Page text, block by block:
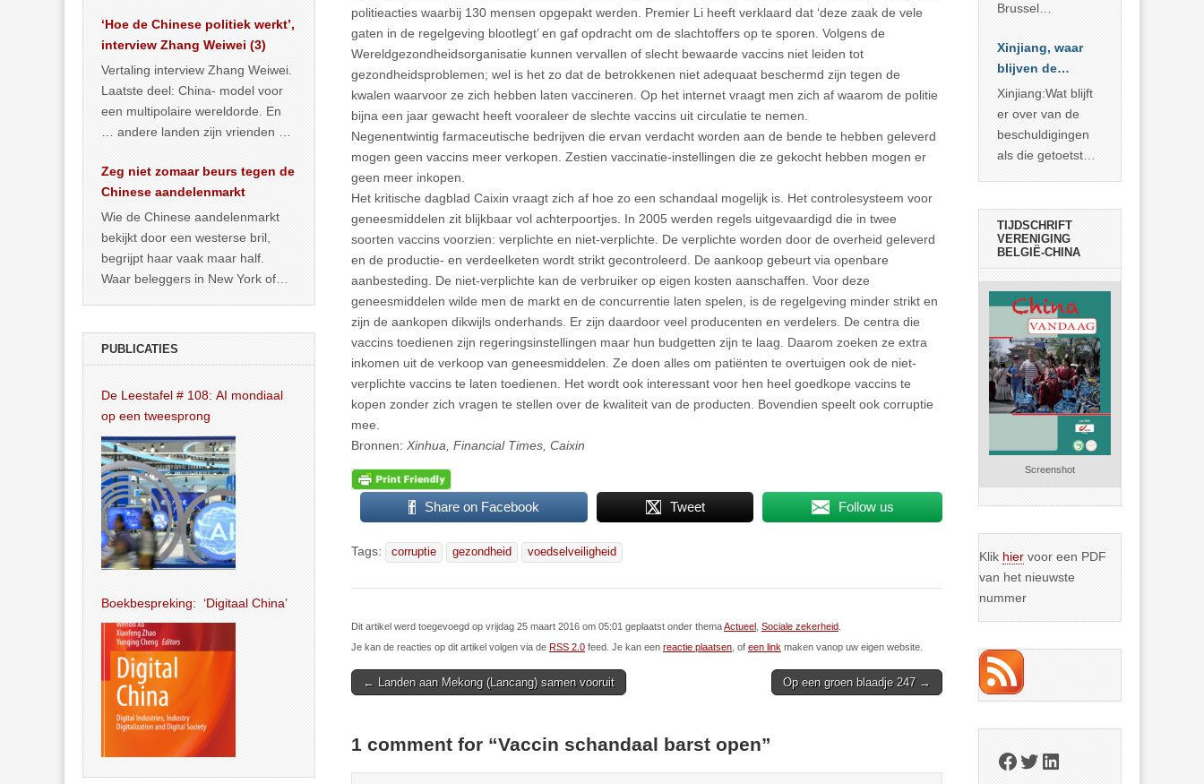
politieacties waarbij 130 mensen opgepakt werden. Premier Li heeft verklaard dat ‘deze zaak de vele
gaten in de regelgeving blootlegt’ en gaf opdracht om de slachtoffers op te sporen. Volgens de
Wereldgezondheidsorganisatie kunnen vervallen of slecht bewaarde vaccins niet leiden tot
gezondheidsproblemen; wel is het zo dat de betrokkenen niet adequaat beschermd zijn tegen de
kwalen waarvoor ze zich hebben laten vaccineren. Op het internet vraagt men zich af waarom de politie
bijna een jaar gewacht heeft vooraleer de slechte vaccins uit circulatie te nemen.
Negenentwintig farmaceutische bedrijven die ervan verdacht worden aan de bende te hebben geleverd
mogen geen vaccins meer verkopen. Zestien vaccinatie-instellingen die ze gekocht hebben mogen er
geen meer inkopen.
Het kritische dagblad Caixin vraagt zich af hoe zo een schandaal mogelijk is. Het controlesysteem voor
geneesmiddelen zit blijkbaar vol achterpoortjes. In 2005 werden regels uitgevaardigd die in twee
soorten vaccins voorzien: verplichte en niet-verplichte. De verplichte worden door de overheid geleverd
en de productie- en verdeelketen wordt strikt gecontroleerd. De aankoop gebeurt via openbare
aanbesteding. De niet-verplichte kan de verbruiker op eigen kosten aanschaffen. Voor deze
geneesmiddelen wilde men de markt en de concurrentie laten spelen, is de regelgeving minder strikt en
zijn de aankopen dikwijls onderhands. Er zijn daardoor veel producenten en verdelers. De centra die
vaccins toedienen zijn regeringsinstellingen maar hun budgetten zijn te laag. Daarom zoeken ze extra
inkomen uit de verkoop van geneesmiddelen. Ze doen alles om patiënten te overtuigen ook de niet-
verplichte vaccins te laten toedienen. Het wordt ook interessant voor hen heel goedkope vaccins te
kopen zonder zich vragen te stellen over de kwaliteit van de producten. Bovendien speelt ook corruptie
mee.
Bronnen: Xinhua, Financial Times, Caixin
Share on Facebook Tweet Follow us
Tags: corruptie gezondheid voedselveiligheid
Dit artikel werd toegevoegd op vrijdag 25 maart 2016 om 05:01 geplaatst onder themaActueel Sociale zekerheid
Je kan de reacties op dit artikel volgen via de RSS 2.0 feed. Je kan een reactie plaatsen , of een link maken vanop uw eigen website.
Post
← Landen aan Mekong (Lancang) samen vooruit Op een groen blaadje 247 →
1 comment for “Vaccin schandaal barst open”
… >> lees meer
‘Hoe de Chinese politiek werkt’,
interview Zhang Weiwei (3)
Vertaling interview Zhang Weiwei.
Laatste deel: China- model voor
een multipolaire wereldorde. En
… andere landen zijn vrienden of
Zeg niet zomaar beurs tegen de
Chinese aandelenmarkt
Wie de Chinese aandelenmarkt
bekijkt door een westerse bril,
begrijpt haar vaak maar half.
Waar beleggers in New York of
PUBLICATIES
De Leestafel # 108: AI mondiaal
op een tweesprong
Boekbespreking: ‘Digitaal China’
Brussel
bewijs van
economische
agressie. In
werkelijkheid
verhult die
spectaculaire
achterstand die
… >> lees meer
Xinjiang, waar
blijven de
bewijzen?
Xinjiang:Wat blijft
er over van de
beschuldigingen
als die getoetst
TIJDSCHRIFT
VERENIGING
BELGIË-CHINA
Screenshot
Klik hier voor een PDF
van het nieuwste
nummer
Facebook
Twitter
LinkedIn